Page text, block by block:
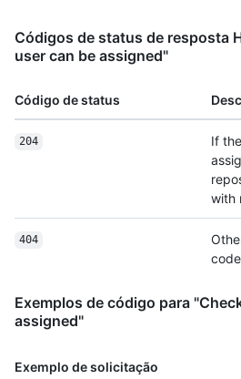
Códigos de status de resposta
user can be assigned"
Código de status
204 If the
with
404
Exemplos de código para
assigned"
Exemplo de solicitação